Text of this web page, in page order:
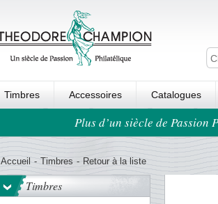
Timbres Accessoires Catalogues
Ordre au panierPlus d’un siècle de Passion
Accueil - Timbres - Retour à la liste
Timbres